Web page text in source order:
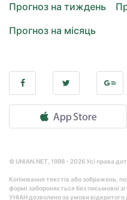
Прогноз на тиждень
Прогноз на місяць
© UNIAN.NET, 1998 - 2026 Усі права
Копіювання текстів або зображень,
формі забороняється без письмової
УНІАН дозволено за умови